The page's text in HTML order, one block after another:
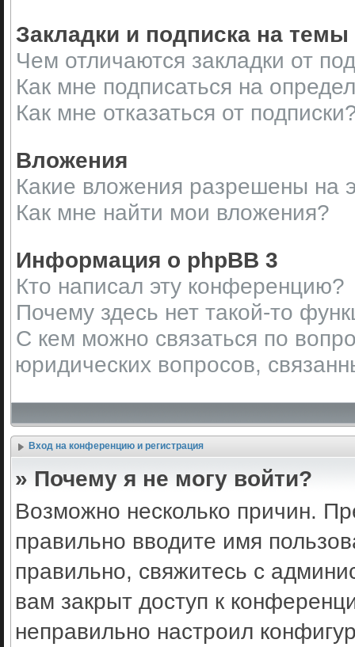
Закладки и подписка на темы
Чем отличаются закладки от
Как мне подписаться на
Как мне отказаться от
Вложения
Какие вложения разрешены на
Как мне найти мои вложения?
Информация о phpBB 3
Кто написал эту конференцию?
Почему здесь нет такой-то
С кем можно связаться по
юридических вопросов,
Вход на конференцию и регистрация
» Почему я не могу войти?
Возможно несколько причин.
правильно вводите имя
правильно, свяжитесь с
вам закрыт доступ к
неправильно настроил